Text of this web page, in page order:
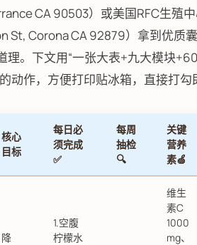
CA 90503）或美国RFC生殖
St, Corona CA 92879）拿到优质
理。下文用“一张大表+九大模块
动作，方便打印贴冰箱，直接打勾
核心
目标
每日必
须完成
✅
每周
抽检
🔍
关键
营养
素🍏
降
1.空腹
柠檬水
维生
素C
1000
mg、